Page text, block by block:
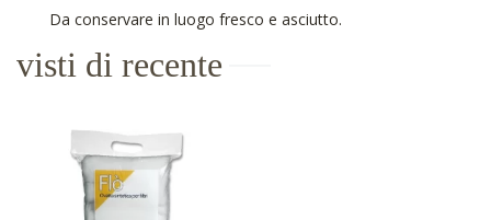
Da conservare in luogo fresco e asciutto.
visti di recente